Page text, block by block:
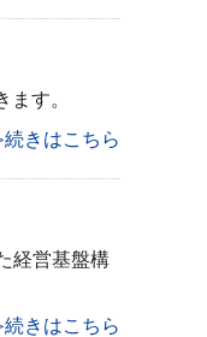
す。
きはこちら
経営基盤構
きはこちら